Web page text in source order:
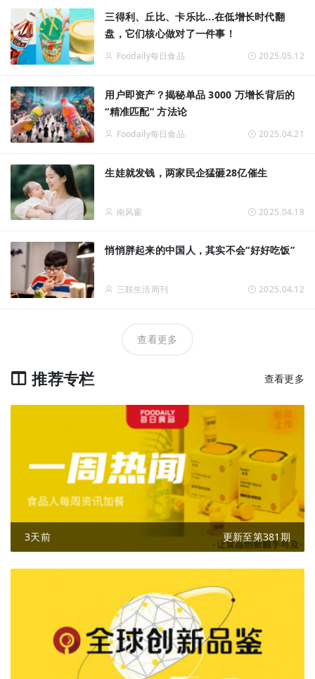
三得利、丘比、卡乐比...在低增长时代翻
盘，它们核心做对了一件事！
Foodaily每日食品 2025.05.12
用户即资产？揭秘单品 3000 万增长背后的
“精准匹配” 方法论
Foodaily每日食品 2025.04.21
生娃就发钱，两家民企猛砸28亿催生
南风窗 2025.04.18
悄悄胖起来的中国人，其实不会“好好吃饭”
三联生活周刊 2025.04.12
查看更多
推荐专栏 查看更多
3天前 更新至第381期